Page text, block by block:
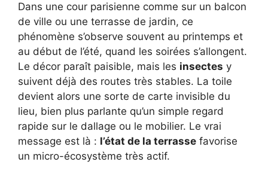
Dans une cour parisienne comme sur un balcon
de ville ou une terrasse de jardin, ce
phénomène s’observe souvent au printemps et
au début de l’été, quand les soirées s’allongent.
Le décor paraît paisible, mais les insectes y
suivent déjà des routes très stables. La toile
devient alors une sorte de carte invisible du
lieu, bien plus parlante qu’un simple regard
rapide sur le dallage ou le mobilier. Le vrai
message est là : l’état de la terrasse favorise
un micro-écosystème très actif.